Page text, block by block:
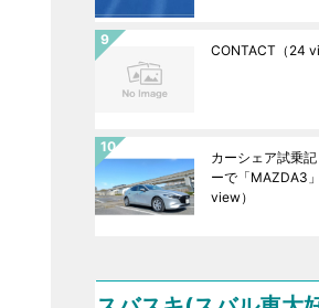
CONTACT （24
カーシェア試乗
ーで「MAZDA3」
view）